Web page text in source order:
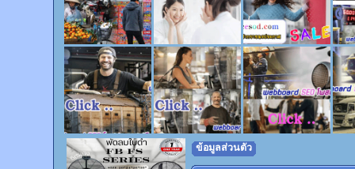
ข้อมูลส่วนตัว